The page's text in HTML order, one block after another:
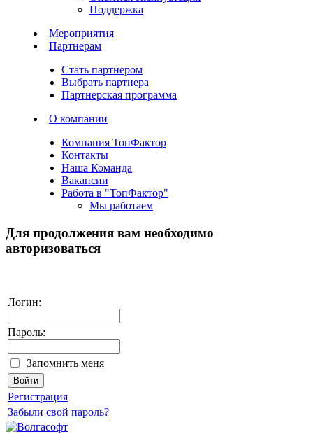
Поддержка
Мероприятия
Партнерам
Стать партнером
Выбрать партнера
Партнерская программа
О компании
Компания ТопФактор
Контакты
Наша Команда
Вакансии
Работа в "ТопФактор"
Мы работаем
Для продолжения вам необходимо
авторизоваться
Логин:
Пароль:
Запомнить меня
Регистрация
Забыли свой пароль?